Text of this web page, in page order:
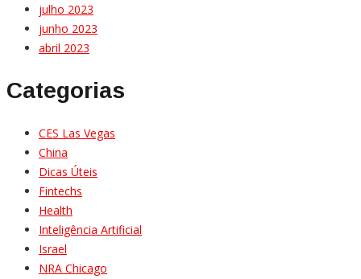
julho 2023
junho 2023
abril 2023
Categorias
CES Las Vegas
China
Dicas Úteis
Fintechs
Health
Inteligência Artificial
Israel
NRA Chicago